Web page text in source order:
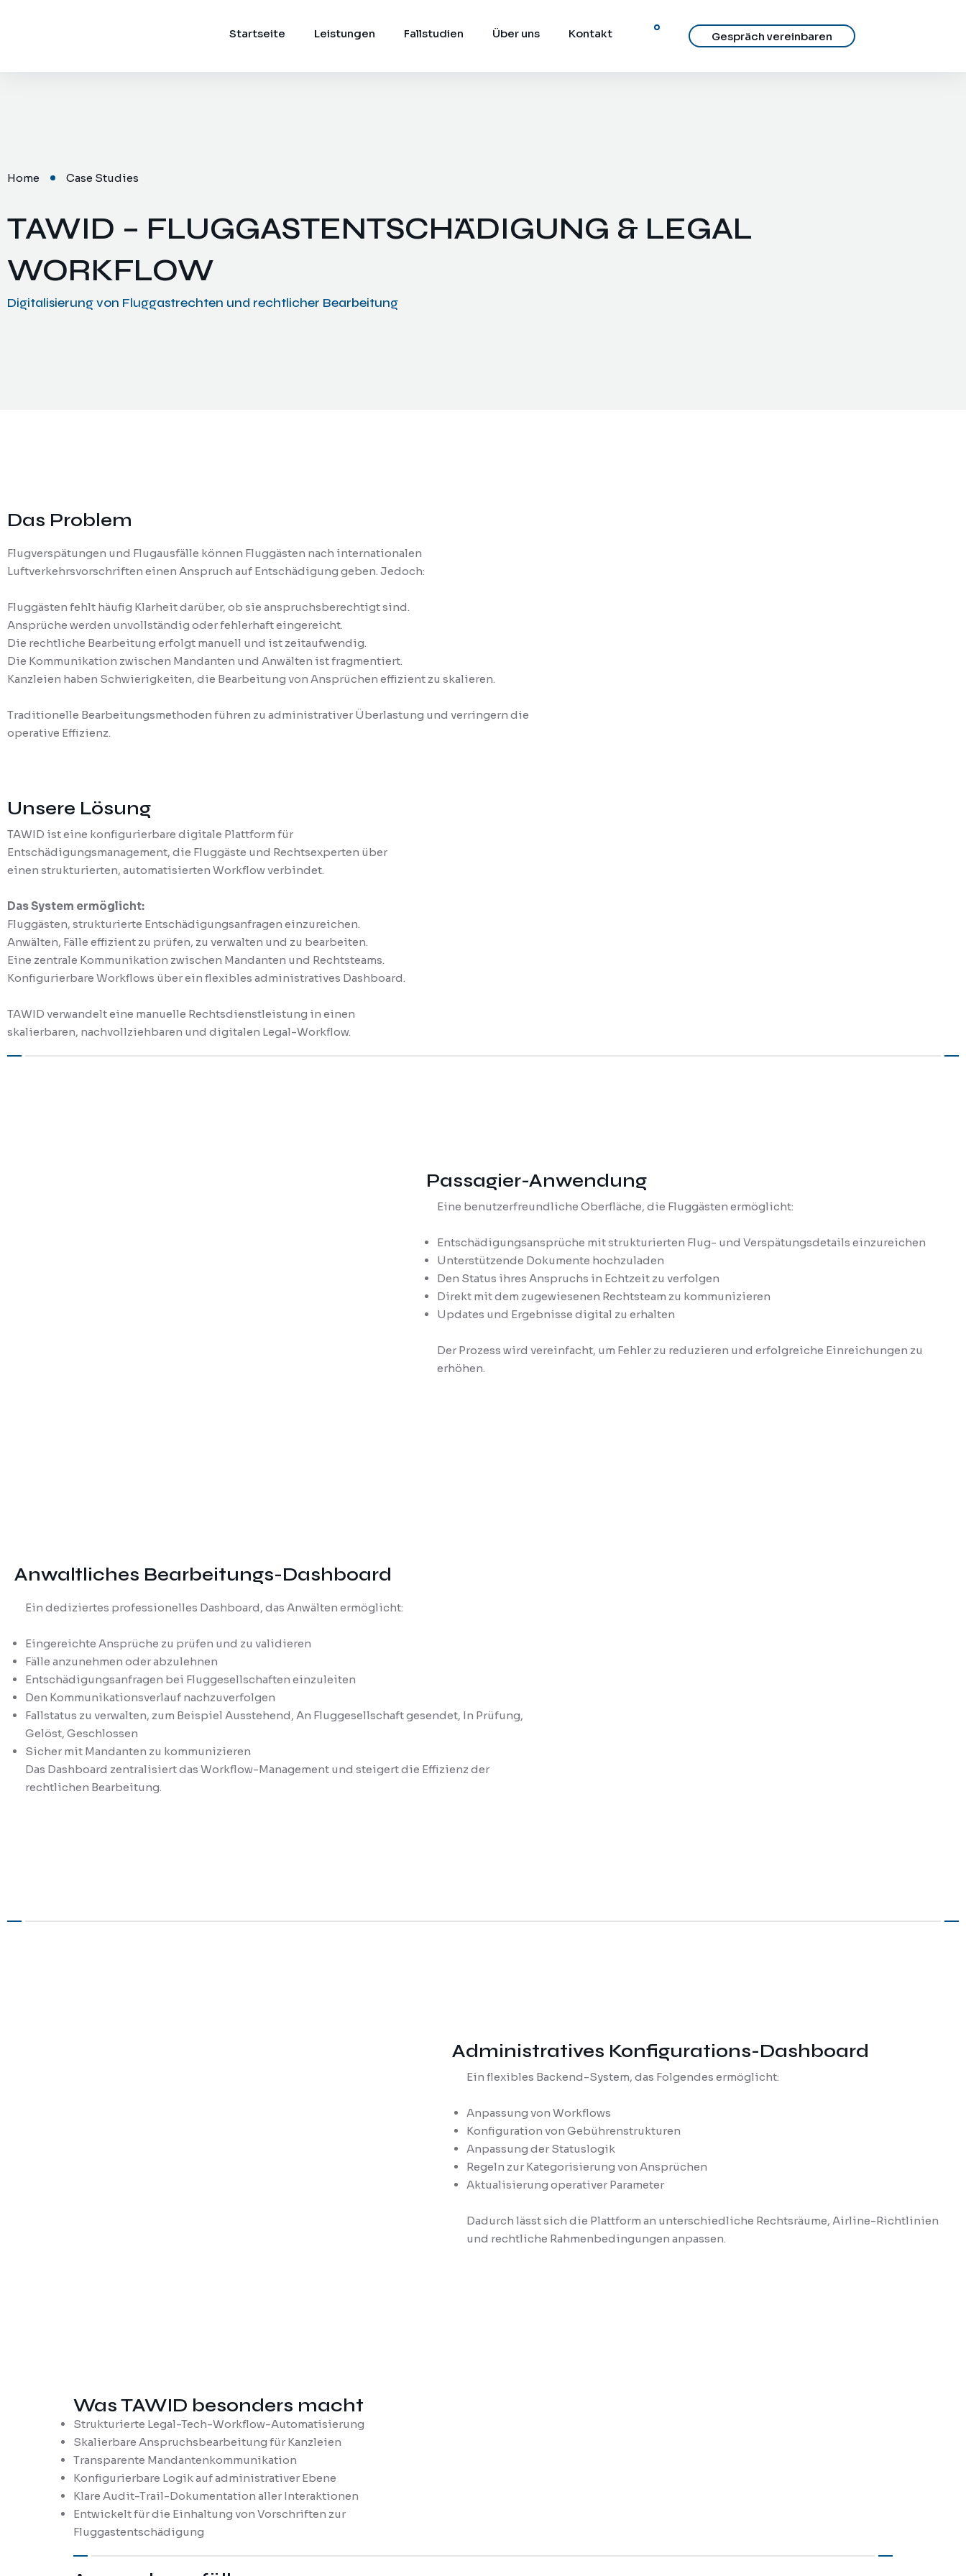
Startseite Leistungen Fallstudien Über uns Kontakt Gespräch vereinbaren
Home Case Studies
TAWID – FLUGGASTENTSCHÄDIGUNG & LEGAL
WORKFLOW
Digitalisierung von Fluggastrechten und rechtlicher Bearbeitung
Das Problem
Flugverspätungen und Flugausfälle können Fluggästen nach internationalen
Luftverkehrsvorschriften einen Anspruch auf Entschädigung geben. Jedoch:
Fluggästen fehlt häufig Klarheit darüber, ob sie anspruchsberechtigt sind.
Ansprüche werden unvollständig oder fehlerhaft eingereicht.
Die rechtliche Bearbeitung erfolgt manuell und ist zeitaufwendig.
Die Kommunikation zwischen Mandanten und Anwälten ist fragmentiert.
Kanzleien haben Schwierigkeiten, die Bearbeitung von Ansprüchen effizient zu skalieren.
Traditionelle Bearbeitungsmethoden führen zu administrativer Überlastung und verringern die
operative Effizienz.
Unsere Lösung
TAWID ist eine konfigurierbare digitale Plattform für
Entschädigungsmanagement, die Fluggäste und Rechtsexperten über
einen strukturierten, automatisierten Workflow verbindet.
Das System ermöglicht:
Fluggästen, strukturierte Entschädigungsanfragen einzureichen.
Anwälten, Fälle effizient zu prüfen, zu verwalten und zu bearbeiten.
Eine zentrale Kommunikation zwischen Mandanten und Rechtsteams.
Konfigurierbare Workflows über ein flexibles administratives Dashboard.
TAWID verwandelt eine manuelle Rechtsdienstleistung in einen
skalierbaren, nachvollziehbaren und digitalen Legal-Workflow.
Passagier-Anwendung
Eine benutzerfreundliche Oberfläche, die Fluggästen ermöglicht:
Entschädigungsansprüche mit strukturierten Flug- und Verspätungsdetails einzureichen
Unterstützende Dokumente hochzuladen
Den Status ihres Anspruchs in Echtzeit zu verfolgen
Direkt mit dem zugewiesenen Rechtsteam zu kommunizieren
Updates und Ergebnisse digital zu erhalten
Der Prozess wird vereinfacht, um Fehler zu reduzieren und erfolgreiche Einreichungen zu
erhöhen.
Anwaltliches Bearbeitungs-Dashboard
Ein dediziertes professionelles Dashboard, das Anwälten ermöglicht:
Eingereichte Ansprüche zu prüfen und zu validieren
Fälle anzunehmen oder abzulehnen
Entschädigungsanfragen bei Fluggesellschaften einzuleiten
Den Kommunikationsverlauf nachzuverfolgen
Fallstatus zu verwalten, zum Beispiel Ausstehend, An Fluggesellschaft gesendet, In Prüfung,
Gelöst, Geschlossen
Sicher mit Mandanten zu kommunizieren
Das Dashboard zentralisiert das Workflow-Management und steigert die Effizienz der
rechtlichen Bearbeitung.
Administratives Konfigurations-Dashboard
Ein flexibles Backend-System, das Folgendes ermöglicht:
Anpassung von Workflows
Konfiguration von Gebührenstrukturen
Anpassung der Statuslogik
Regeln zur Kategorisierung von Ansprüchen
Aktualisierung operativer Parameter
Dadurch lässt sich die Plattform an unterschiedliche Rechtsräume, Airline-Richtlinien
und rechtliche Rahmenbedingungen anpassen.
Was TAWID besonders macht
Strukturierte Legal-Tech-Workflow-Automatisierung
Skalierbare Anspruchsbearbeitung für Kanzleien
Transparente Mandantenkommunikation
Konfigurierbare Logik auf administrativer Ebene
Klare Audit-Trail-Dokumentation aller Interaktionen
Entwickelt für die Einhaltung von Vorschriften zur
Fluggastentschädigung